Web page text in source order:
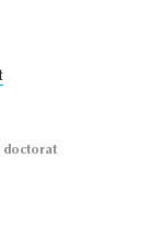
doctorat